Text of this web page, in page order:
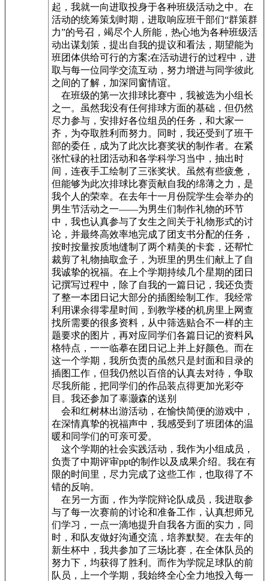
起，我就一向进取投身于各种班级活动之中。在
活动的统筹策划时期，进取响应班干部们“群策群
力”的号召，竭尽个人所能，热心地为各种班级活
动出谋划策，提出自我的提议和看法，期望能为
班团体供给可行的方案;在活动进行的过程中，进
取与每一位同学交流互动，努力增进与同学彼此
之间的了解，加深同窗情谊。
在班级的第一次排球比赛中，我被选为小组长
之一。虽然我没有任何排球方面的基础，但仍然
尽力参与，安排好各位组员的任务，和大家一
齐，为夺取胜利而努力。同时，我还受到了班干
部的委任，成为了此次比赛奖状的制作者。在紧
张忙碌的社团活动和各学科学习当中，抽出时
间，连夜手工绘制了三张奖状。虽然有些疲惫，
但能够为此次排球比赛贡献自我的绵薄之力，是
我个人的荣幸。在去年十一月份院学生会举办的
男生节活动之一——为男生们制作礼物的环节
中，我也认真参与了女生之间关于礼物形式的讨
论，并最终高效率地完成了团支书分配的任务，
按时按量按质地缝制了两个精美的卡套，还帮忙
裁剪了礼物抽取盒子，为班里的男生们献上了自
我诚挚的祝福。在上个学期持续几个星期的团日
记撰写过程中，除了自我的一篇日记，我还负责
了整一本团日记大部分的插图绘制工作。我经常
利用课余得零星时间，到教学楼的机房里上网查
找所需要的很多资料，从中筛选贴合不一样的主
题要求的图片，再对应同学们各篇日记的资料风
格特点，一一临摹在团日记上并上好颜色。而在
这一个学期，我所负责的虽然只是封面和目录的
插图工作，但我仍然以百倍的认真去对待，争取
尽我所能，把同学们的作品装点得更加光彩夺
目。我还参加了辜灏森的送别
会和红树林出游活动，在愉快简便的游戏中，
在深情真挚的祝福声中，我感受到了班团体的温
暖和同学们的可亲可爱。
这个学期的社会实践活动，我作为小组成员，
负责了中期评审ppt的制作以及成果介绍。我在有
限的时间里，尽力完成了这些工作，也取得了不
错的反响。
在另一方面，作为学院辩论队成员，我进取参
与了每一次赛前的讨论和准备工作，认真想师兄
们学习，一点一滴地提升自我各方面的实力，同
时，和队友做好沟通交流，培养默契。在去年的
新生杯中，我共参加了三场比赛，在全体队员的
努力下，均获得了胜利。而作为学院足球队的前
队员，上一个学期，我始终全心全力地投入每一